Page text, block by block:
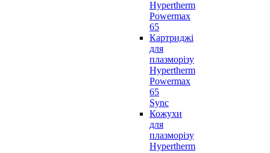
Hypertherm
Powermax
65
Картриджі
для
плазморізу
Hypertherm
Powermax
65
Sync
Кожухи
для
плазморізу
Hypertherm